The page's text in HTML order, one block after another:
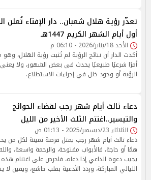
تعذّر رؤية هلال شعبان.. دار الإفتاء تُعلن
أول أيام الشهر الكريم 1447هـ
الأحد 18/يناير/2026 - 06:10 م
أكدت الدار أن نتائج الرؤية لم تُثبت رؤية الهلال، وهو
أمرًا شرعيًا طبيعيًا يحدث في بعض الشهور، ولا
الرؤية أو وجود خلل في إجراءات الاستطلاع.
دعاء ثالث أيام شهر رجب لقضاء الحوائج
والتيسير..اغتنم الثلث الأخير من الليل
الثلاثاء 23/ديسمبر/2025 - 01:13 ص
دعاء ثالث أيام شهر رجب يمثل فرصة ثمينة لكل من
همًا أو حاجة، فالأبواب مفتوحة، والرحمة واسعة،
يجيب دعوة الداعي إذا دعاه، فاحرص على اغتنام هذه
الليالي المباركة، وردد الأدعية بقلب خاشع، ويقين لا